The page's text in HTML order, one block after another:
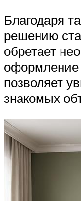
Благодаря
решению
обретает
оформление
позволяет
знакомых